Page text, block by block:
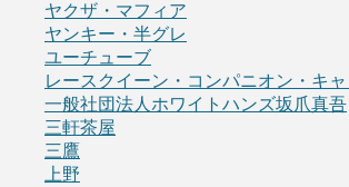
ヤクザ・マフィア
ヤンキー・半グレ
ユーチューブ
レースクイーン・コンパニオン・キ
一般社団法人ホワイトハンズ坂爪真吾
三軒茶屋
三鷹
上野